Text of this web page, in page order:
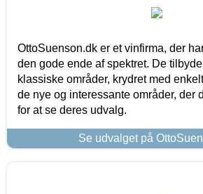
OttoSuenson.dk er et vinfirma, der
den gode ende af spektret. De
klassiske områder, krydret med
de nye og interessante områder, der
for at se deres udvalg.
Se udvalget på